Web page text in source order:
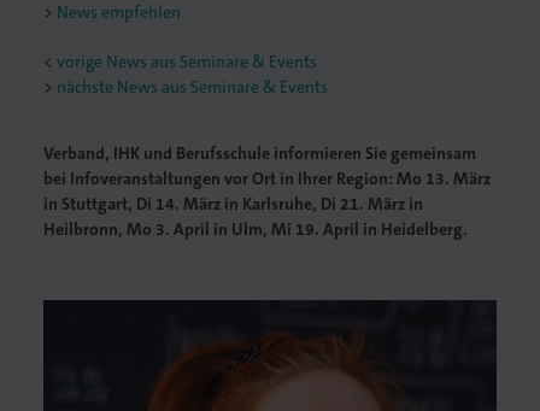
News empfehlen
<vorige News aus Seminare & Events
nächste News aus Seminare & Events
Verband, IHK und Berufsschule informieren Sie gemeinsam
bei Infoveranstaltungen vor Ort in Ihrer Region: Mo 13. März
in Stuttgart, Di 14. März in Karlsruhe, Di 21. März in
Heilbronn, Mo 3. April in Ulm, Mi 19. April in Heidelberg.